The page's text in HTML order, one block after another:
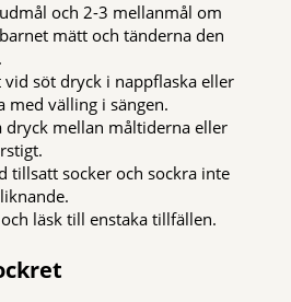
och 2-3 mellanmål om
mätt och tänderna den
söt dryck i nappflaska eller
med välling i sängen.
dryck mellan måltiderna eller
tillsatt socker och sockra inte
läsk till enstaka tillfällen.